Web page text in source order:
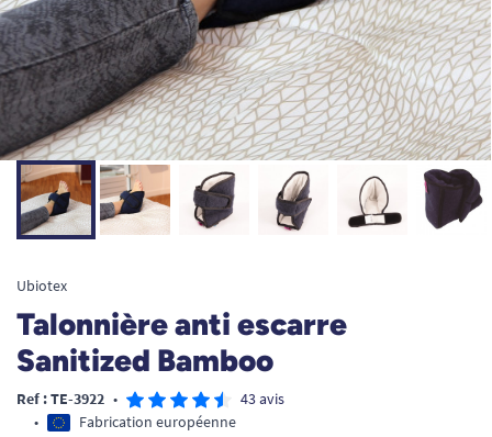
Ubiotex
Talonnière anti escarre
Sanitized Bamboo
Ref : TE-3922 •
43 avis
•
Fabrication européenne